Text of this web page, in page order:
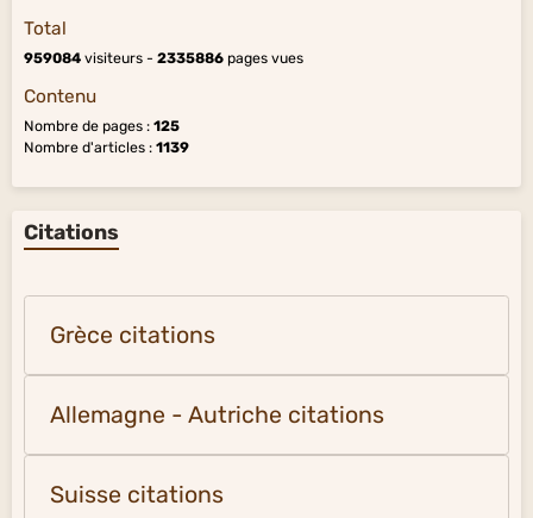
Total
959084 visiteurs - 2335886 pages vues
Contenu
Nombre de pages : 125
Nombre d'articles : 1139
Citations
Grèce citations
Allemagne - Autriche citations
Suisse citations